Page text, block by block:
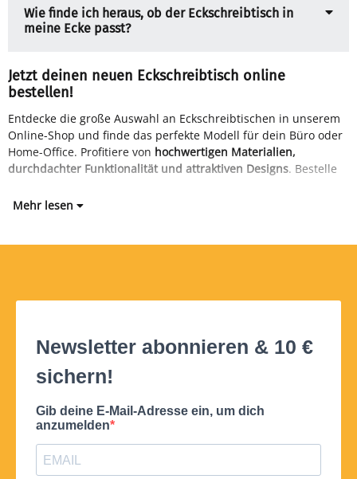
Wie finde ich heraus, ob der Eckschreibtisch in
meine Ecke passt?
Jetzt deinen neuen Eckschreibtisch online
bestellen!
Entdecke die große Auswahl an Eckschreibtischen in unserem
Online-Shop und finde das perfekte Modell für dein Büro oder
Home-Office. Profitiere von hochwertigen Materialien,
durchdachter Funktionalität und attraktiven Designs. Bestelle
Mehr lesen